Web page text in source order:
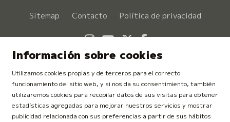
Sitemap
Contacto Política de privacidad
Link a instagram
Link a youtube
Link a twitter
Link a
Información sobre cookies
Utilizamos cookies propias y de terceros para el correcto
funcionamiento del sitio web, y si nos da su consentimiento, también
utilizaremos cookies para recopilar datos de sus visitas para obtener
estadísticas agregadas para mejorar nuestros servicios y mostrar
publicidad relacionada con sus preferencias a partir de sus hábitos